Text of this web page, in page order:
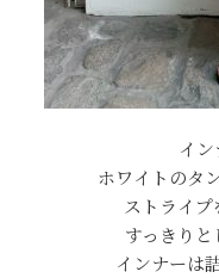
イ
ホワイトのタ
ストライプ
すっきり
インナーは